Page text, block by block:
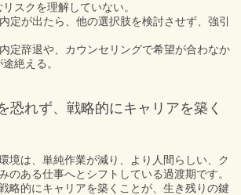
スクを理解していない。
内定が出たら、他の選択肢を検討させず、強引
内定辞退や、カウンセリングで希望が合わなか
絶える。
恐れず、戦略的にキャリアを築く
境は、単純作業が減り、より人間らしい、ク
のある仕事へとシフトしている過渡期です。
略的にキャリアを築くことが、生き残りの鍵